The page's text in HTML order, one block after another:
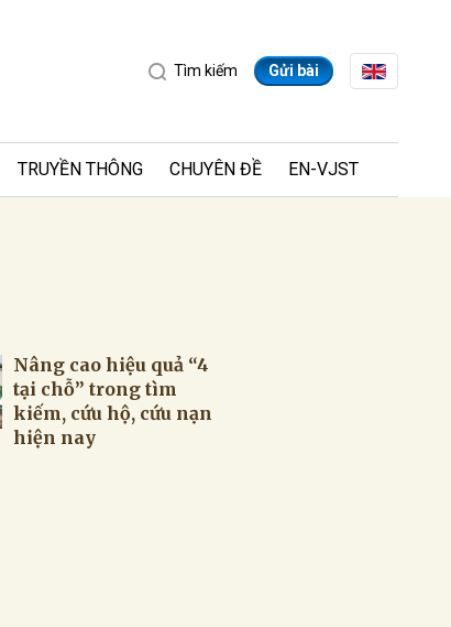
Tìm kiếm Gửi bài
TRUYỀN THÔNG CHUYÊN ĐỀ EN-VJST
Nâng cao hiệu quả “4
tại chỗ” trong tìm
kiếm, cứu hộ, cứu nạn
hiện nay